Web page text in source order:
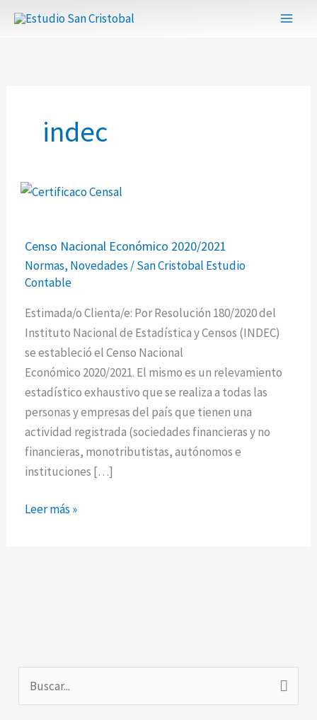
indec
Censo Nacional Económico 2020/2021
Normas, Novedades /San Cristobal Estudio
Contable
Estimada/o Clienta/e: Por Resolución 180/2020 del
Instituto Nacional de Estadística y Censos (INDEC)
se estableció el Censo Nacional
Económico 2020/2021. El mismo es un relevamiento
estadístico exhaustivo que se realiza a todas las
personas y empresas del país que tienen una
actividad registrada (sociedades financieras y no
financieras, monotributistas, autónomos e
instituciones […]
Nacional
Económico
2020/2021
Leer más »